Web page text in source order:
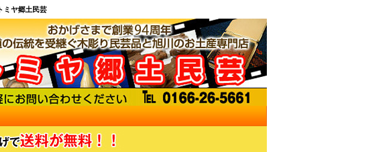
ミヤ郷土民芸